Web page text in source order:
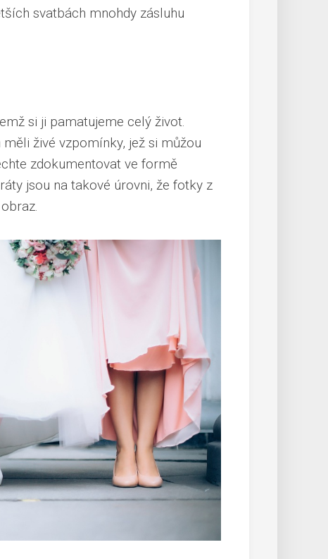
svatbách mnohdy zásluhu
si ji pamatujeme celý život.
živé vzpomínky, jež si můžou
zdokumentovat ve formě
jsou na takové úrovni, že fotky z